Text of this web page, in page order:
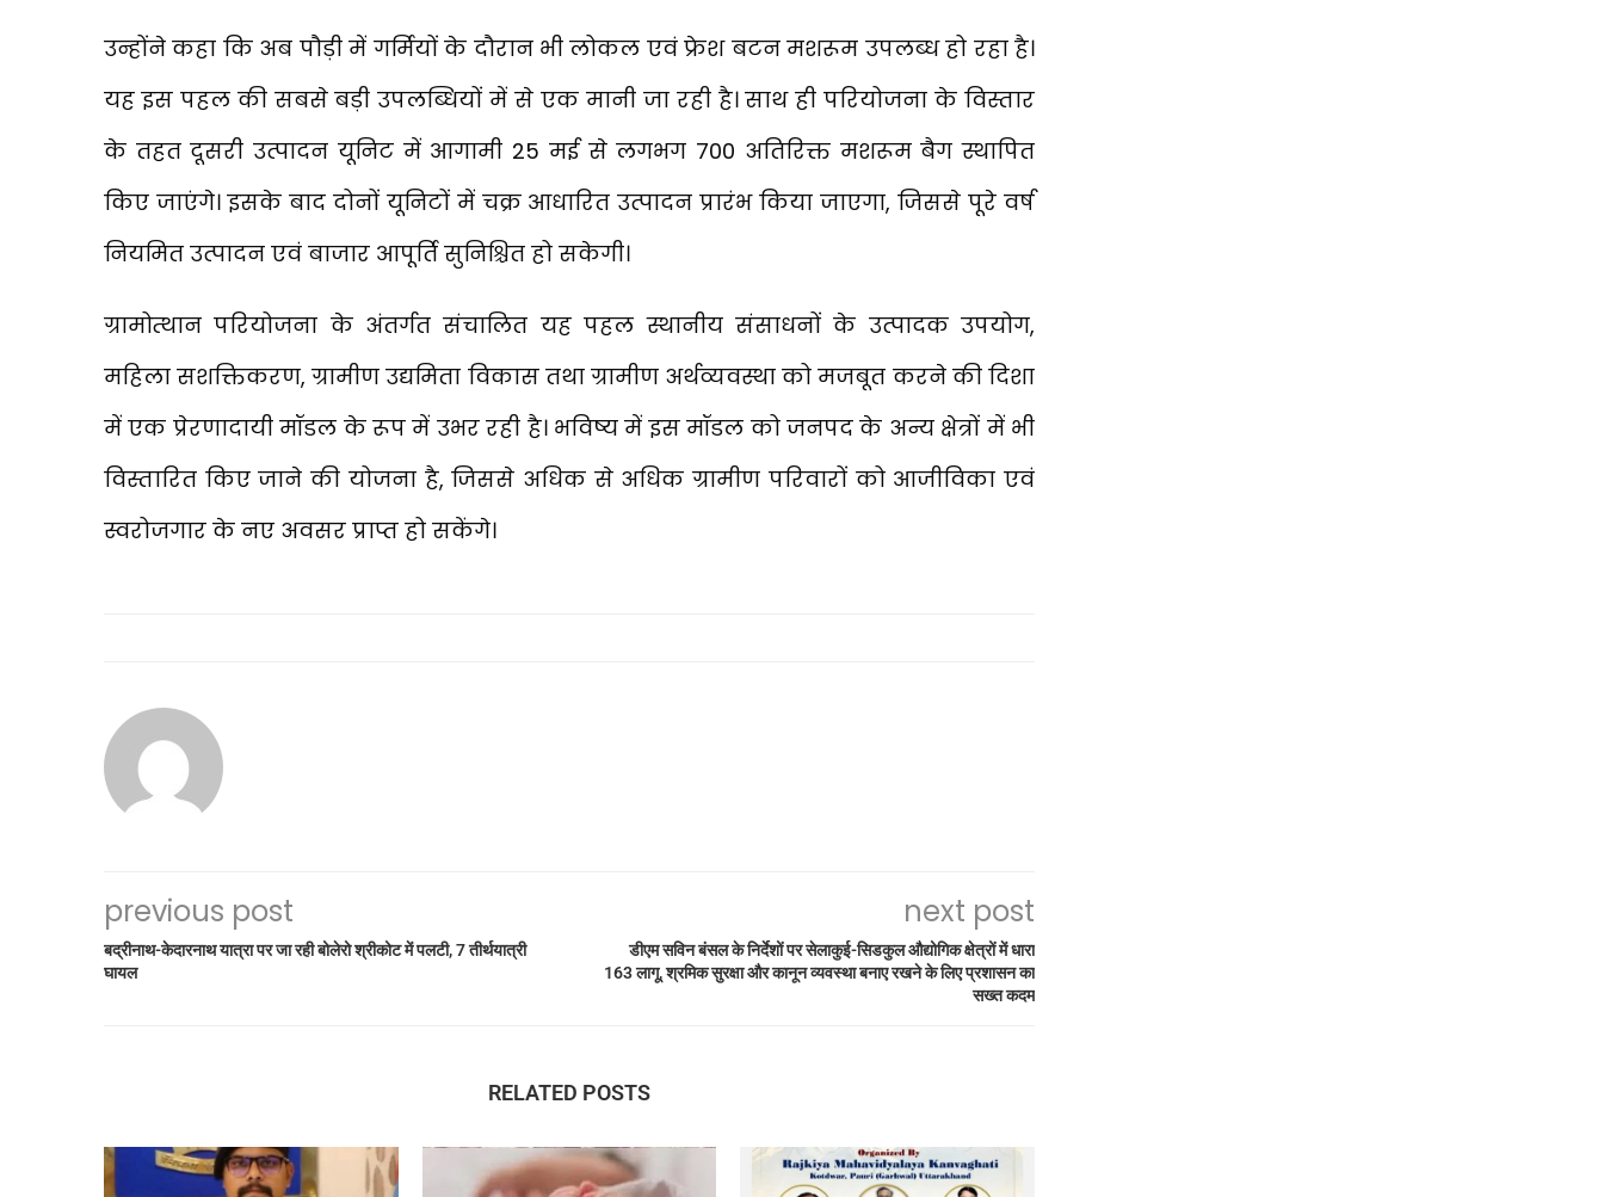
उन्होंने कहा कि अब पौड़ी में गर्मियों के दौरान भी लोकल एवं फ्रेश बटन मशरूम उपलब्ध हो रहा है।
यह इस पहल की सबसे बड़ी उपलब्धियों में से एक मानी जा रही है। साथ ही परियोजना के विस्तार
के तहत दूसरी उत्पादन यूनिट में आगामी 25 मई से लगभग 700 अतिरिक्त मशरूम बैग स्थापित
किए जाएंगे। इसके बाद दोनों यूनिटों में चक्र आधारित उत्पादन प्रारंभ किया जाएगा, जिससे पूरे वर्ष
नियमित उत्पादन एवं बाजार आपूर्ति सुनिश्चित हो सकेगी।
ग्रामोत्थान परियोजना के अंतर्गत संचालित यह पहल स्थानीय संसाधनों के उत्पादक उपयोग,
महिला सशक्तिकरण, ग्रामीण उद्यमिता विकास तथा ग्रामीण अर्थव्यवस्था को मजबूत करने की दिशा
में एक प्रेरणादायी मॉडल के रूप में उभर रही है। भविष्य में इस मॉडल को जनपद के अन्य क्षेत्रों में भी
विस्तारित किए जाने की योजना है, जिससे अधिक से अधिक ग्रामीण परिवारों को आजीविका एवं
स्वरोजगार के नए अवसर प्राप्त हो सकेंगे।
previous post
बद्रीनाथ-केदारनाथ यात्रा पर जा रही बोलेरो श्रीकोट में पलटी, 7 तीर्थयात्री
घायल
next post
डीएम सविन बंसल के निर्देशों पर सेलाकुई-सिडकुल औद्योगिक क्षेत्रों में धारा
163 लागू, श्रमिक सुरक्षा और कानून व्यवस्था बनाए रखने के लिए प्रशासन का
सख्त कदम
RELATED POSTS